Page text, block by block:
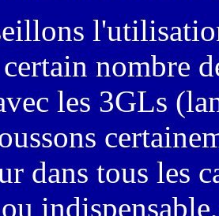
nombre
les 3GLs
dans tous les